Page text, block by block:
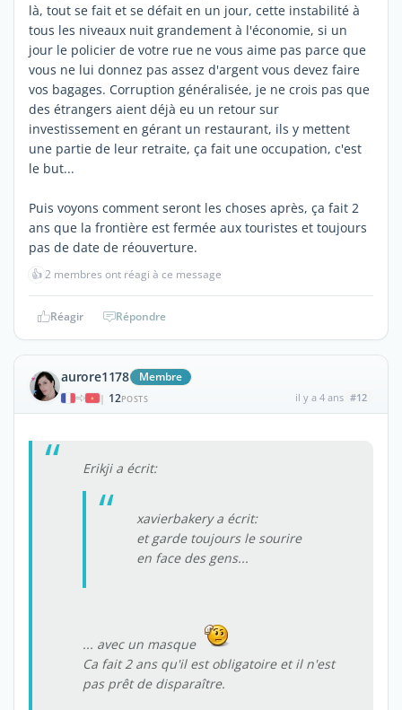
là, tout se fait et se défait en un jour, cette instabilité à
tous les niveaux nuit grandement à l'économie, si un
jour le policier de votre rue ne vous aime pas parce que
vous ne lui donnez pas assez d'argent vous devez faire
vos bagages. Corruption généralisée, je ne crois pas que
des étrangers aient déjà eu un retour sur
investissement en gérant un restaurant, ils y mettent
une partie de leur retraite, ça fait une occupation, c'est
le but...
Puis voyons comment seront les choses après, ça fait 2
ans que la frontière est fermée aux touristes et toujours
pas de date de réouverture.
👍2 membres ont réagi à ce message
Réagir Répondre
aurore1178 Membre
| 12POSTS il y a 4 ans #12
Erikji a écrit:
xavierbakery a écrit:
et garde toujours le sourire
en face des gens...
... avec un masque
Ca fait 2 ans qu'il est obligatoire et il n'est
pas prêt de disparaître.